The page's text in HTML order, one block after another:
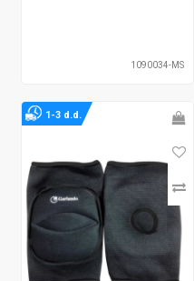
1090034-MS
1-3 d.d.